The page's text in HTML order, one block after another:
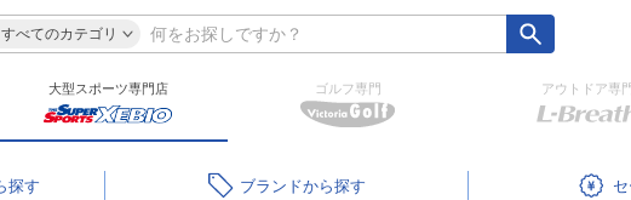
すべてのカテゴリ
大型スポーツ専門店 ゴルフ専門 アウトドア専門
ブランド